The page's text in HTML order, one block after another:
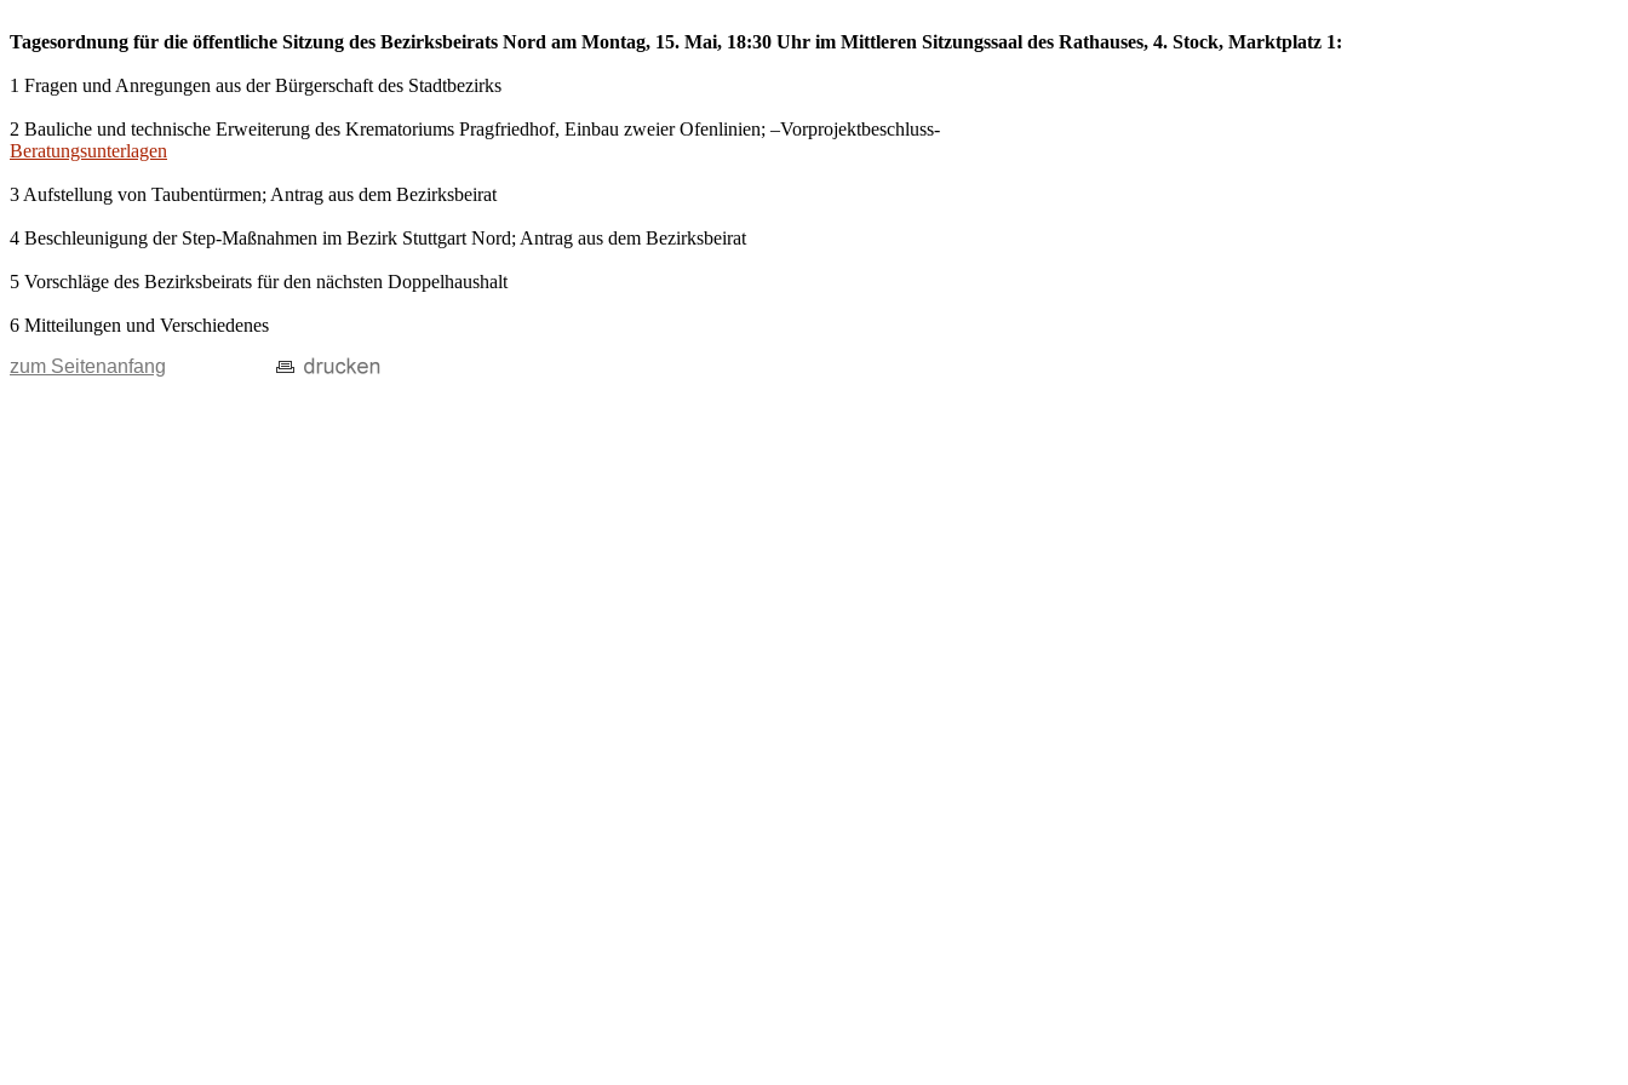
Tagesordnung für die öffentliche Sitzung des Bezirksbeirats Nord am Montag, 15. Mai, 18:30 Uhr im Mittleren Sitzungssaal des Rathauses, 4. Stock, Marktplatz 1:
1 Fragen und Anregungen aus der Bürgerschaft des Stadtbezirks
2 Bauliche und technische Erweiterung des Krematoriums Pragfriedhof, Einbau zweier Ofenlinien; –Vorprojektbeschluss-
Beratungsunterlagen
3 Aufstellung von Taubentürmen; Antrag aus dem Bezirksbeirat
4 Beschleunigung der Step-Maßnahmen im Bezirk Stuttgart Nord; Antrag aus dem Bezirksbeirat
5 Vorschläge des Bezirksbeirats für den nächsten Doppelhaushalt
6 Mitteilungen und Verschiedenes
zum Seitenanfang